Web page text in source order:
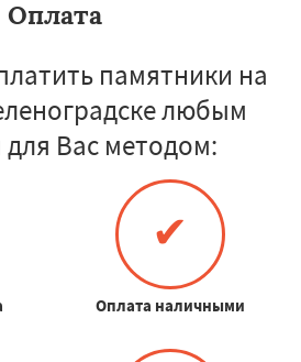
Оплата
памятники на
любым
Вас методом:
✔
Оплата наличными